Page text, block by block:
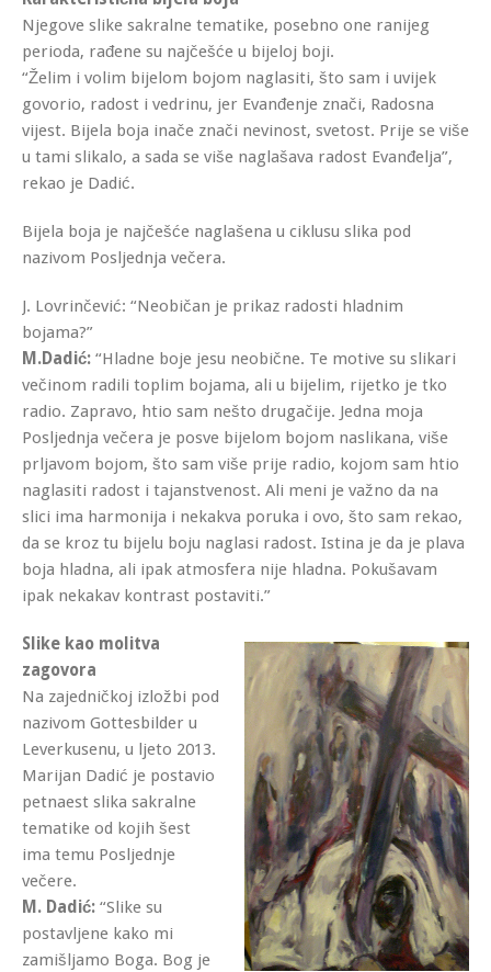
Njegove slike sakralne tematike, posebno one ranijeg
perioda, rađene su najčešće u bijeloj boji.
“Želim i volim bijelom bojom naglasiti, što sam i uvijek
govorio, radost i vedrinu, jer Evanđenje znači, Radosna
vijest. Bijela boja inače znači nevinost, svetost. Prije se više
u tami slikalo, a sada se više naglašava radost Evanđelja”,
rekao je Dadić.
Bijela boja je najčešće naglašena u ciklusu slika pod
nazivom Posljednja večera.
J. Lovrinčević: “Neobičan je prikaz radosti hladnim
bojama?”
M.Dadić: “Hladne boje jesu neobične. Te motive su slikari
večinom radili toplim bojama, ali u bijelim, rijetko je tko
radio. Zapravo, htio sam nešto drugačije. Jedna moja
Posljednja večera je posve bijelom bojom naslikana, više
prljavom bojom, što sam više prije radio, kojom sam htio
naglasiti radost i tajanstvenost. Ali meni je važno da na
slici ima harmonija i nekakva poruka i ovo, što sam rekao,
da se kroz tu bijelu boju naglasi radost. Istina je da je plava
boja hladna, ali ipak atmosfera nije hladna. Pokušavam
ipak nekakav kontrast postaviti.”
Slike kao molitva
zagovora
Na zajedničkoj izložbi pod
nazivom Gottesbilder u
Leverkusenu, u ljeto 2013.
Marijan Dadić je postavio
petnaest slika sakralne
tematike od kojih šest
ima temu Posljednje
večere.
M. Dadić: “Slike su
postavljene kako mi
zamišljamo Boga. Bog je